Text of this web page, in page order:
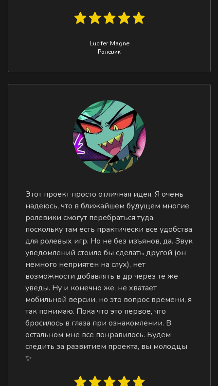
Lucifer Magne
Ролевик
Этот проект просто отличная идея. Я очень
надеюсь, что в ближайшем будущем многие
ролевики смогут перебраться туда,
поскольку там есть практически все удобства
для ролевых игр. Но не без изъянов, да. Звук
уведомлений стоило бы сделать другой (он
немного неприятен на слух), нет
возможности добавлять в др через те же
уведы. Ну и конечно же, не хватает
мобильной версии, но это вопрос времени, я
так понимаю. Пока что это первое, что
бросилось в глаза при ознакомлении. В
остальном мне всё понравилось. Будем
следить за развитием проекта, вы молодцы
✨